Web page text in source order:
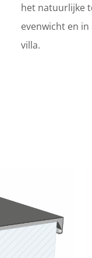
het natuurlijke
evenwicht en
villa.